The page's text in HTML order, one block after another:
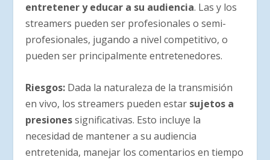
entretener y educar a su audiencia. Las y los
streamers pueden ser profesionales o semi-
profesionales, jugando a nivel competitivo, o
pueden ser principalmente entretenedores.
Riesgos: Dada la naturaleza de la transmisión
en vivo, los streamers pueden estar sujetos a
presionessignificativas. Esto incluye la
necesidad de mantener a su audiencia
entretenida, manejar los comentarios en tiempo